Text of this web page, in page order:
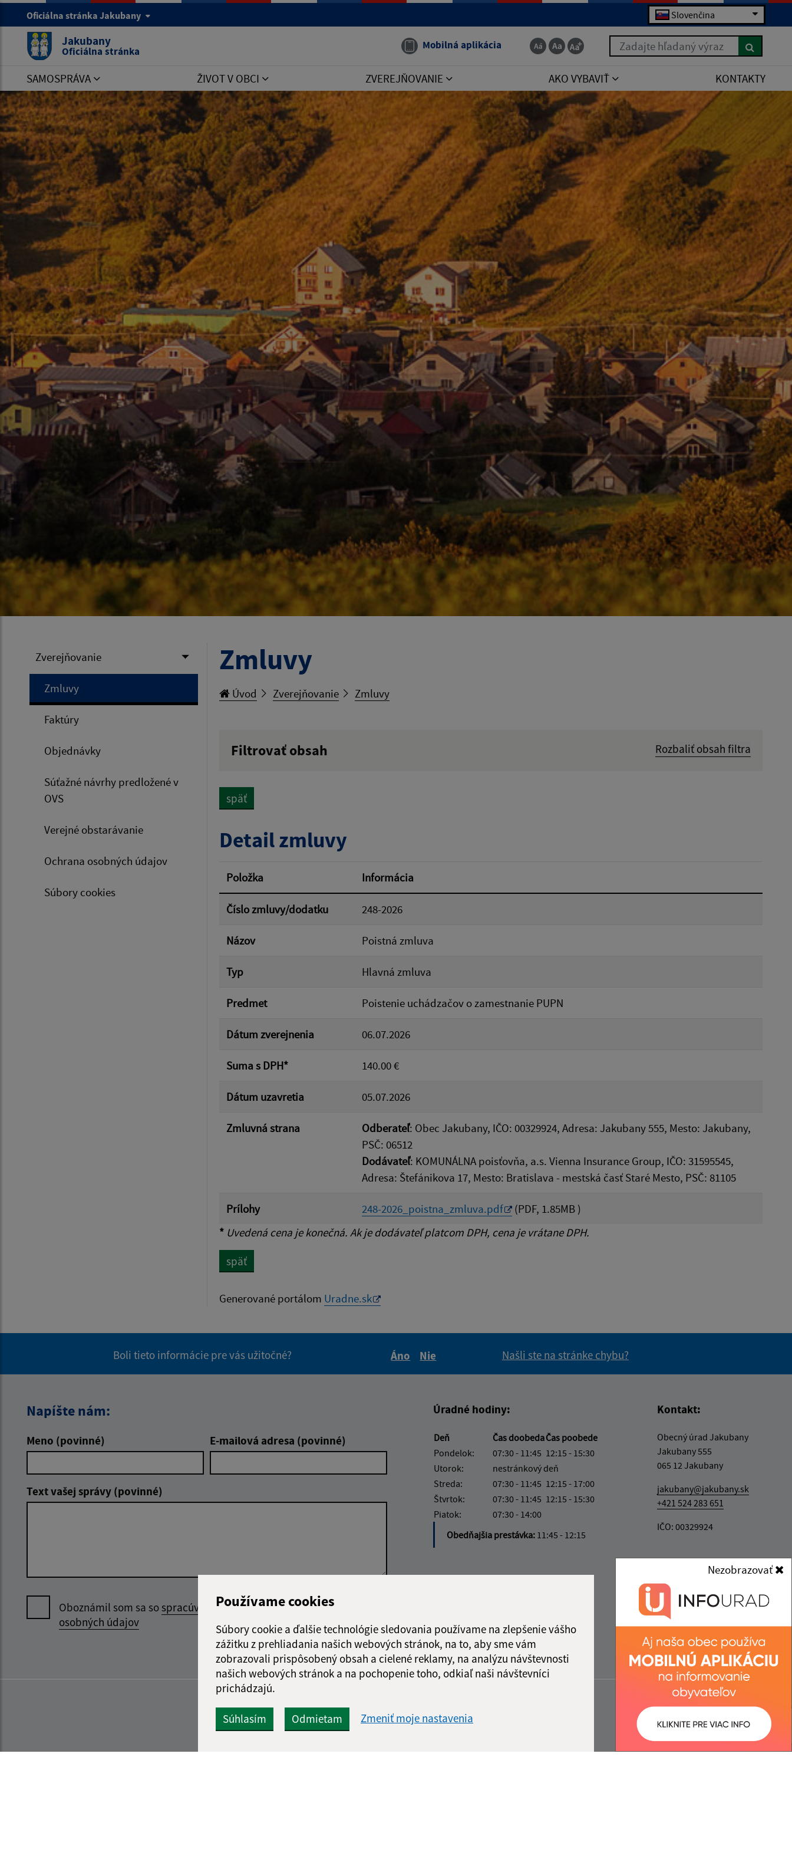
Používame cookies
Súbory cookie a ďalšie technológie sledovania používame na zlepšenie vášho
zážitku z prehliadania našich webových stránok, na to, aby sme vám
zobrazovali prispôsobený obsah a cielené reklamy, na analýzu návštevnosti
našich webových stránok a na pochopenie toho, odkiaľ naši návštevníci
prichádzajú.
Súhlasím Odmietam Zmeniť moje nastavenia
Nezobrazovať
Oficiálna stránka Jakubany Slovenčina
Jakubany
Oficiálna stránka Mobilná aplikácia Zadajte hľadaný výraz
SAMOSPRÁVA ŽIVOT V OBCI ZVEREJŇOVANIE AKO VYBAVIŤ KONTAKTY
Zverejňovanie
Zmluvy
Faktúry
Objednávky
Súťažné návrhy predložené v
OVS
Verejné obstarávanie
Ochrana osobných údajov
Súbory cookies
Zmluvy
Úvod Zverejňovanie Zmluvy
Filtrovať obsah
Rozbaliť obsah filtra
Suma od:
späť
Detail zmluvy
Položka Informácia
Číslo zmluvy/dodatku 248-2026
Názov Poistná zmluva
Typ Hlavná zmluva
Predmet Poistenie uchádzačov o zamestnanie PUPN
Dátum zverejnenia 06.07.2026
Suma s DPH* 140.00 €
Dátum uzavretia 05.07.2026
Zmluvná strana Odberateľ: Obec Jakubany, IČO: 00329924, Adresa: Jakubany 555, Mesto: Jakubany,
PSČ: 06512
Dodávateľ: KOMUNÁLNA poisťovňa, a.s. Vienna Insurance Group, IČO: 31595545,
Adresa: Štefánikova 17, Mesto: Bratislava - mestská časť Staré Mesto, PSČ: 81105
Prílohy 248-2026_poistna_zmluva.pdf
(PDF, 1.85MB )
* Uvedená cena je konečná. Ak je dodávateľ platcom DPH, cena je vrátane DPH.
späť
Generované portálom Uradne.sk
Boli tieto informácie pre vás užitočné?
Áno
Nie
Našli ste na stránke chybu?
Napíšte nám:
Meno (povinné) E-mailová adresa (povinné)
Text vašej správy (povinné)
Oboznámil som sa sospracúvaním
osobných údajov
Google reCaptcha Response
Odoslať správu
Úradné hodiny:
Deň Čas doobedaČas poobede
Pondelok:
07:30 - 11:45 12:15 - 15:30
Utorok:
nestránkový deň
Streda:
07:30 - 11:45 12:15 - 17:00
Štvrtok:
07:30 - 11:45 12:15 - 15:30
Piatok:
07:30 - 14:00
Obedňajšia prestávka: 11:45 - 12:15
Kontakt:
Obecný úrad Jakubany
Jakubany 555
065 12 Jakubany
jakubany@jakubany.sk
+421 524 283 651
IČO: 00329924